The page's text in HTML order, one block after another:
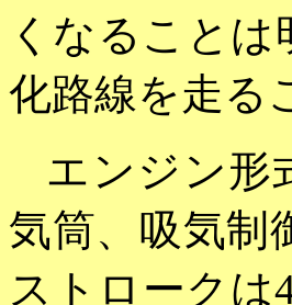
くなること
化路線を走る
エンジン形
気筒、吸気制
ストロークは